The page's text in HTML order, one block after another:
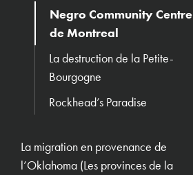
Negro Community Centre
de Montreal
La destruction de la Petite-
Bourgogne
Rockhead’s Paradise
La migration en provenance de
l’Oklahoma (Les provinces de la